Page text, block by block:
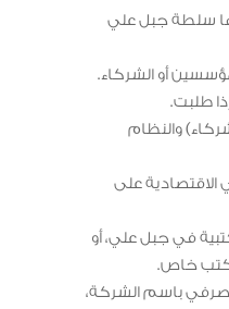
سلطة جبل علي
أو الشركاء.
طلبت.
والنظام
على
في جبل علي، أو
مكتب خاص.
باسم الشركة،